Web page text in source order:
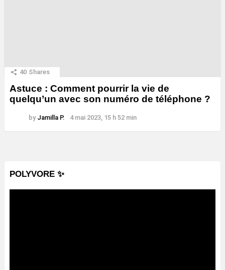
40 Shares
Astuce : Comment pourrir la vie de
quelqu’un avec son numéro de téléphone ?
by Jamilla P. 4 mai 2023, 15 h 52 min
POLYVORE ✨